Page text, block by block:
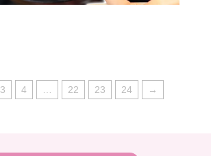
3 4 22 23 24 →